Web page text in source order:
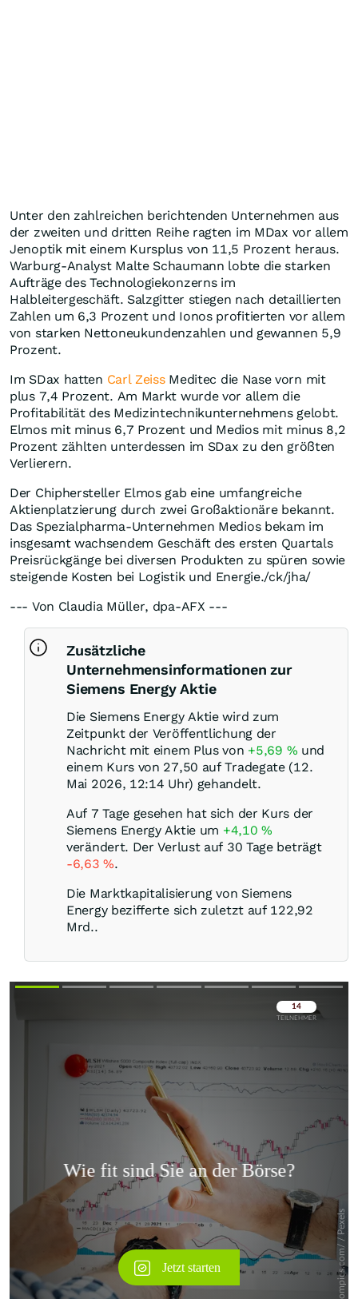
Unter den zahlreichen berichtenden Unternehmen aus
der zweiten und dritten Reihe ragten im MDax vor allem
Jenoptik mit einem Kursplus von 11,5 Prozent heraus.
Warburg-Analyst Malte Schaumann lobte die starken
Aufträge des Technologiekonzerns im
Halbleitergeschäft. Salzgitter stiegen nach detaillierten
Zahlen um 6,3 Prozent und Ionos profitierten vor allem
von starken Nettoneukundenzahlen und gewannen 5,9
Prozent.
Im SDax hatten Carl ZeissMeditec die Nase vorn mit
plus 7,4 Prozent. Am Markt wurde vor allem die
Profitabilität des Medizintechnikunternehmens gelobt.
Elmos mit minus 6,7 Prozent und Medios mit minus 8,2
Prozent zählten unterdessen im SDax zu den größten
Verlierern.
Der Chiphersteller Elmos gab eine umfangreiche
Aktienplatzierung durch zwei Großaktionäre bekannt.
Das Spezialpharma-Unternehmen Medios bekam im
insgesamt wachsendem Geschäft des ersten Quartals
Preisrückgänge bei diversen Produkten zu spüren sowie
steigende Kosten bei Logistik und Energie./ck/jha/
--- Von Claudia Müller, dpa-AFX ---
Zusätzliche
Unternehmensinformationen zur
Siemens Energy Aktie
Die Siemens Energy Aktie wird zum
Zeitpunkt der Veröffentlichung der
Nachricht mit einem Plus von +5,69 % und
einem Kurs von 27,50 auf Tradegate (12.
Mai 2026, 12:14 Uhr) gehandelt.
Auf 7 Tage gesehen hat sich der Kurs der
Siemens Energy Aktie um +4,10%
verändert. Der Verlust auf 30 Tage beträgt
-6,63%.
Die Marktkapitalisierung von Siemens
Energy bezifferte sich zuletzt auf 122,92
Mrd..
Überspringen